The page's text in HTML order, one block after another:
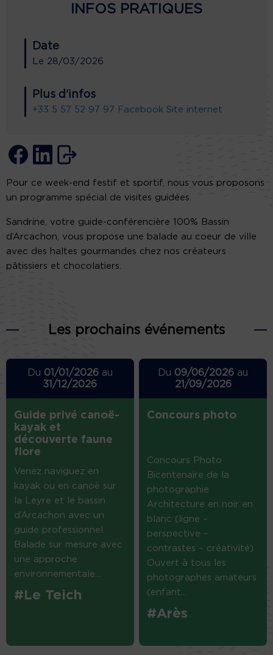
INFOS PRATIQUES
Date
Le 28/03/2026
Plus d'infos
+33 5 57 52 97 97 Facebook Site internet
Pour ce week-end festif et sportif, nous vous proposons
un programme spécial de visites guidées.
Sandrine, votre guide-conférencière 100% Bassin
d’Arcachon, vous propose une balade au coeur de ville
avec des haltes gourmandes chez nos créateurs
pâtissiers et chocolatiers.
Les prochains événements
Du 01/01/2026au
31/12/2026
Guide privé canoë-
kayak et
découverte faune
flore
Venez naviguez en
kayak ou en canoë sur
la Leyre et le bassin
d’Arcachon avec un
guide professionnel.
Balade sur mesure avec
une approche
environnementale....
#Le Teich
Du 09/06/2026 au
21/09/2026
Concours photo
Concours Photo
Bicentenaire de la
photographie
Architecture en noir en
blanc (ligne –
perspective –
contrastes – créativité)
Ouvert à tous les
photographes amateurs
(enfant...
#Arès